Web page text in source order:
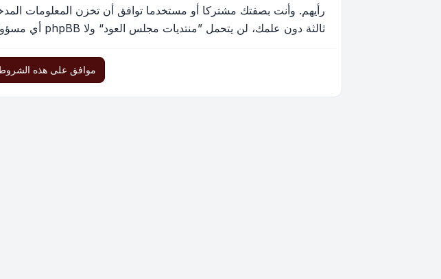
رأيهم. وأنت بصفتك مشتركا أو مستخدما توافق أن تخزن المعلومات
ثالثة دون علمك، لن يتحمل ”منتديات مجلس العود“ ولا phpBB أي مسؤولية حيال محاولة اختراق تتسبب في جعل البيانات في خطر
موافق على هذه